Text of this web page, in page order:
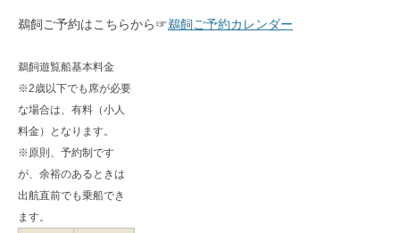
鵜飼ご予約はこちらから☞鵜飼ご予約カレンダー
鵜飼遊覧船基本料金
※2歳以下でも席が必要
な場合は、有料（小人
料金）となります。
※原則、予約制です
が、余裕のあるときは
出航直前でも乗船でき
ます。